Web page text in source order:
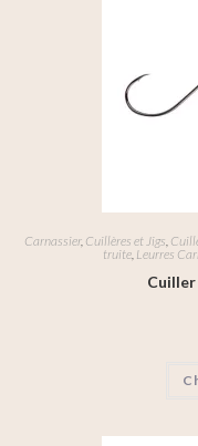
Carnassier, Cuillères et Jigs,
truite, Leurres
Cuiller